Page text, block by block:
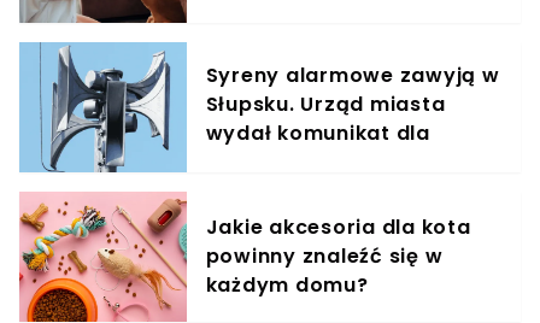
Syreny alarmowe zawyją w
Słupsku. Urząd miasta
wydał komunikat dla
Jakie akcesoria dla kota
powinny znaleźć się w
każdym domu?